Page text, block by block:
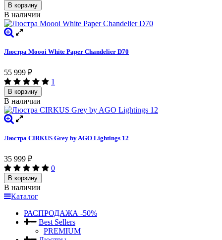
В корзину
В наличии
Люстра Moooi White Paper Chandelier D70
55 999 ₽
1
В корзину
В наличии
Люстра CIRKUS Grey by AGO Lightings 12
35 999 ₽
0
В корзину
В наличии
Каталог
РАСПРОДАЖА -50%
Best Sellers
PREMIUM